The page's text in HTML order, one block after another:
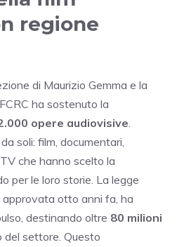
regione
di Maurizio Gemma e la
ha sostenuto la
opere audiovisive
soli: film, documentari,
che hanno scelto la
per le loro storie. La legge
approvata otto anni fa, ha
destinando oltre 80 milioni
del settore. Questo